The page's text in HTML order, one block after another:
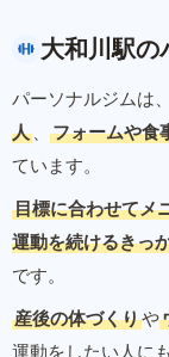
大和川駅の
パーソナルジムは、
人 、 フォームや食
ています。
目標に合わせてメ
運動を続けるきっ
です。
産後の体づくりや
運動をしたい人に